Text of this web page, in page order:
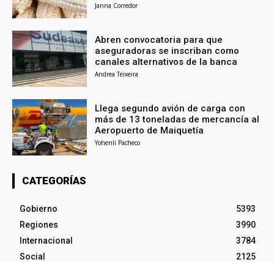
Janna Corredor
Abren convocatoria para que
aseguradoras se inscriban como
canales alternativos de la banca
Andrea Teixeira
Llega segundo avión de carga con
más de 13 toneladas de mercancía al
Aeropuerto de Maiquetía
Yohenli Pacheco
CATEGORÍAS
Gobierno
5393
Regiones
3990
Internacional
3784
Social
2125